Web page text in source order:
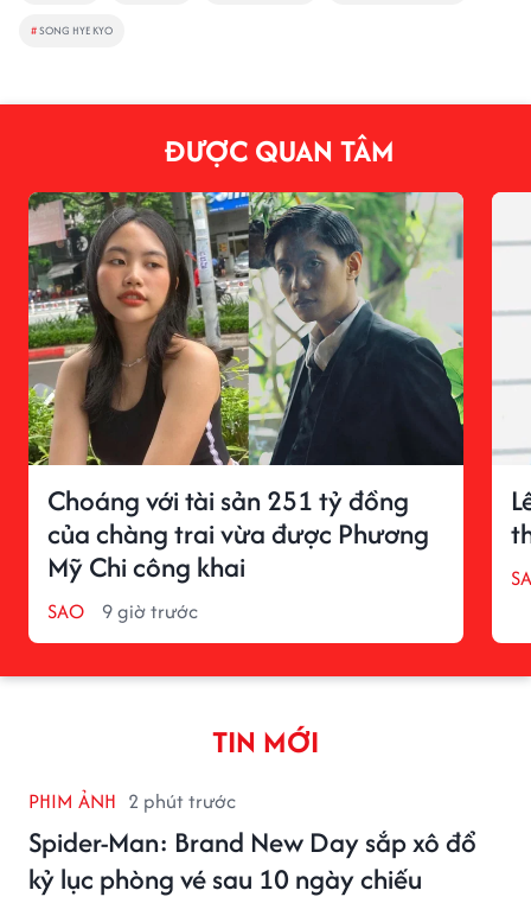
#SONG HYE KYO
ĐƯỢC QUAN TÂM
Choáng với tài sản 251 tỷ đồng
của chàng trai vừa được Phương
Mỹ Chi công khai
SAO 9 giờ trước
TIN MỚI
PHIM ẢNH 2 phút trước
Spider-Man: Brand New Day sắp xô đổ
kỷ lục phòng vé sau 10 ngày chiếu